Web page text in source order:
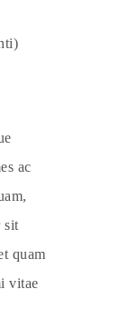
ac
sit
quam
vitae